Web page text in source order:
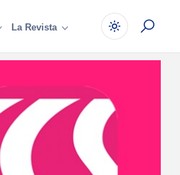
La Revista